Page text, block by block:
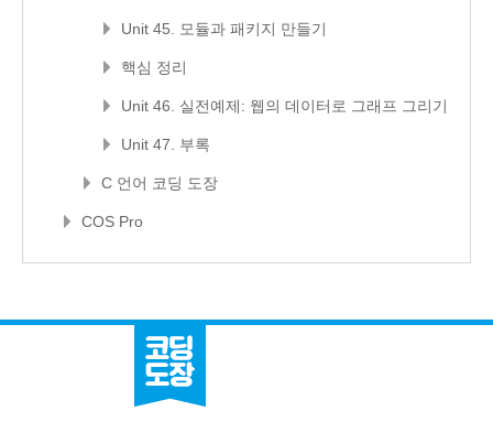
Unit 45. 모듈과 패키지 만들기
핵심 정리
Unit 46. 실전예제: 웹의 데이터로 그래프 그리기
Unit 47. 부록
C 언어 코딩 도장
COS Pro